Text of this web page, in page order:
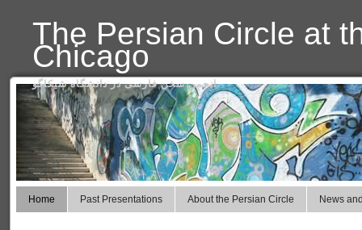
The Persian Circle at
Chicago
انجمن سخن فارسی در دانشگاه شیکاگو
Home Past Presentations About the Persian Circle News